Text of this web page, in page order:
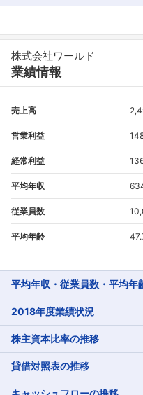
株式会社ワールド
業績情報
売上高
営業利益
経常利益
平均年収
従業員数
平均年齢
平均年収・従業員数・平均年
2018年度業績状況
株主資本比率の推移
貸借対照表の推移